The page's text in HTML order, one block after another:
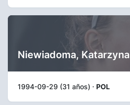
Niewiadoma, Katarzyna
1994-09-29 (31 años) · POL